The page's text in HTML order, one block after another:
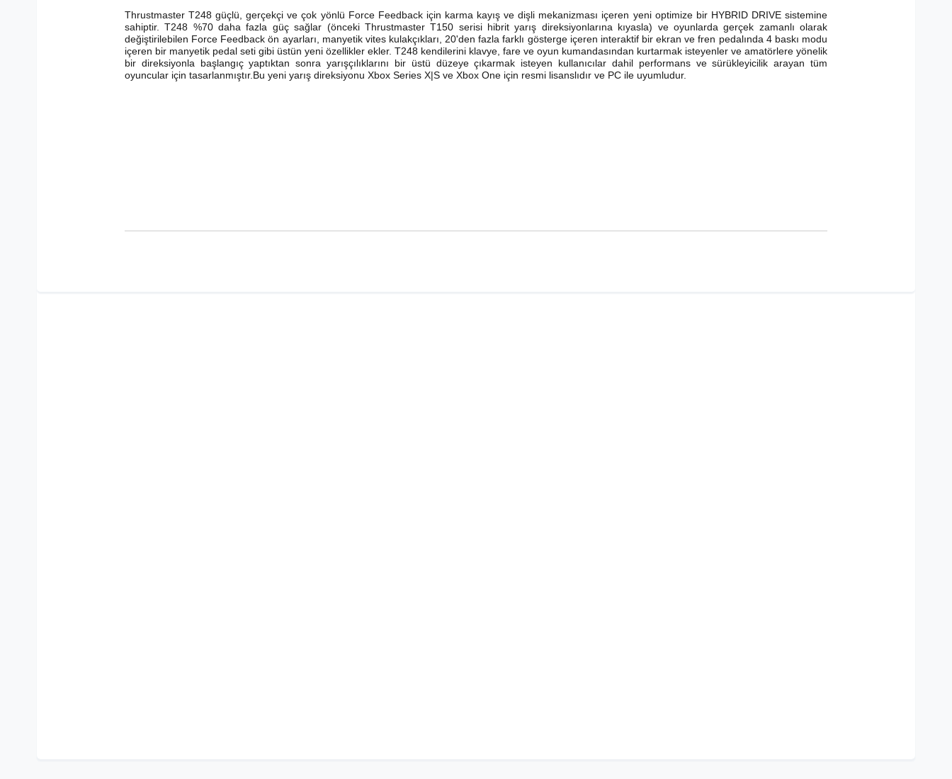
Thrustmaster T248 güçlü, gerçekçi ve çok yönlü Force Feedback için karma kayış ve dişli mekanizması içeren yeni optimize bir HYBRID DRIVE sistemine
sahiptir. T248 %70 daha fazla güç sağlar (önceki Thrustmaster T150 serisi hibrit yarış direksiyonlarına kıyasla) ve oyunlarda gerçek zamanlı olarak
değiştirilebilen Force Feedback ön ayarları, manyetik vites kulakçıkları, 20'den fazla farklı gösterge içeren interaktif bir ekran ve fren pedalında 4 baskı modu
içeren bir manyetik pedal seti gibi üstün yeni özellikler ekler. T248 kendilerini klavye, fare ve oyun kumandasından kurtarmak isteyenler ve amatörlere yönelik
bir direksiyonla başlangıç yaptıktan sonra yarışçılıklarını bir üstü düzeye çıkarmak isteyen kullanıcılar dahil performans ve sürükleyicilik arayan tüm
oyuncular için tasarlanmıştır.Bu yeni yarış direksiyonu Xbox Series X|S ve Xbox One için resmi lisanslıdır ve PC ile uyumludur.